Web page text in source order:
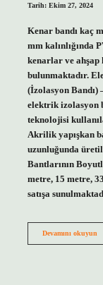
Tarih: Ekim 27, 2024
Kenar bandı kaç
mm kalınlığında
kenarlar ve
bulunmaktadır.
(İzolasyon
elektrik izolasyon
teknolojisi
Akrilik yapışkan
uzunluğunda
Bantlarının
metre, 15 metre,
satışa
Devamını okuyun